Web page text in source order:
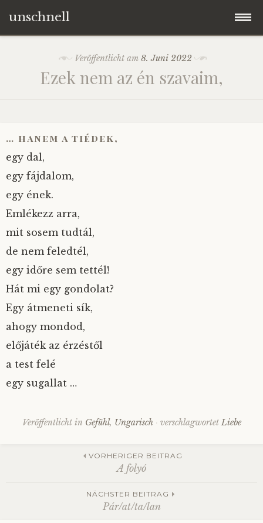
unschnell
springen
Contentus
Verba
Imagines
Impressum
Veröffentlicht am8. Juni 2022
Ezek nem az én szavaim,
… hanem a tiédek,
egy dal,
egy fájdalom,
egy ének.
Emlékezz arra,
mit sosem tudtál,
de nem feledtél,
egy időre sem tettél!
Hát mi egy gondolat?
Egy átmeneti sík,
ahogy mondod,
előjáték az érzéstől
a test felé
egy sugallat …
Veröffentlicht in Gefühl, Ungarisch verschlagwortet Liebe
Beitrags-
Navigation
VORHERIGER BEITRAG
A folyó
NÄCHSTER BEITRAG
Pár/at/ta/lan